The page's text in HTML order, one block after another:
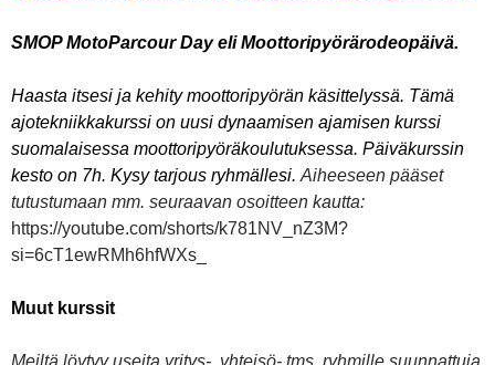
SMOP MotoParcour Day eli Moottoripyörärodeopäivä.
Haasta itsesi ja kehity moottoripyörän käsittelyssä. Tämä
ajotekniikkakurssi on uusi dynaamisen ajamisen kurssi
suomalaisessa moottoripyöräkoulutuksessa. Päiväkurssin
kesto on 7h. Kysy tarjous ryhmällesi. Aiheeseen pääset
tutustumaan mm. seuraavan osoitteen kautta:
https://youtube.com/shorts/k781NV_nZ3M?
si=6cT1ewRMh6hfWXs_
Muut kurssit
Meiltä löytyy useita yritys-, yhteisö- tms. ryhmille suunnattuja